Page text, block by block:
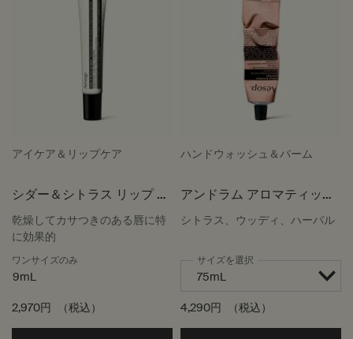
アイケア＆リップケア
シダー＆シトラス リップ ト
リートメント
乾燥してカサつきのある唇に特
に効果的
ワンサイズのみ
9mL
2,970円 （税込）
ハンドウォッシュ＆バーム
アンドラム アロマティック
ハンドバーム
シトラス、ウッディ、ハーバル
サイズを選択
4,290円 （税込）